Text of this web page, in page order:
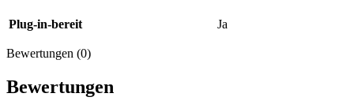
Plug-in-bereit Ja
Bewertungen (0)
Bewertungen